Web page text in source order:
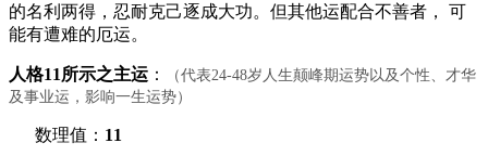
的名利两得，忍耐克己逐成大功。但其他运配合不善者， 可
能有遭难的厄运。
人格11所示之主运 ：
（代表24-48岁人生颠峰期运势以及个性、才华
及事业运，影响一生运势）
数理值： 11